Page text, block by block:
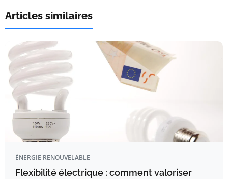
Articles similaires
ÉNERGIE RENOUVELABLE
Flexibilité électrique : comment valoriser